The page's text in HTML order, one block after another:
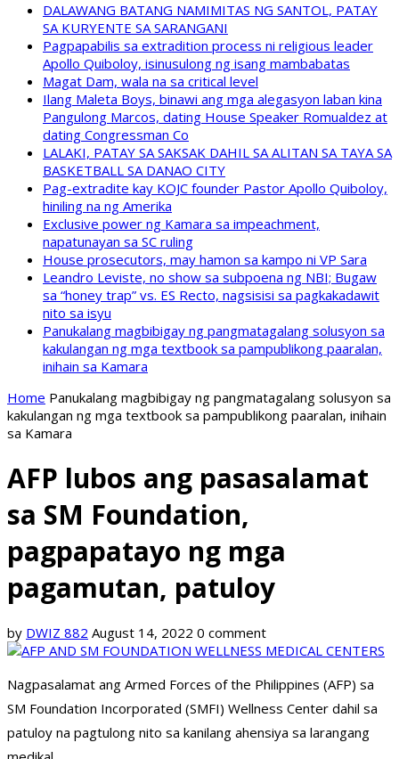
DALAWANG BATANG NAMIMITAS NG SANTOL, PATAY
SA KURYENTE SA SARANGANI
Pagpapabilis sa extradition process ni religious leader
Apollo Quiboloy, isinusulong ng isang mambabatas
Magat Dam, wala na sa critical level
Ilang Maleta Boys, binawi ang mga alegasyon laban kina
Pangulong Marcos, dating House Speaker Romualdez at
dating Congressman Co
LALAKI, PATAY SA SAKSAK DAHIL SA ALITAN SA TAYA SA
BASKETBALL SA DANAO CITY
Pag-extradite kay KOJC founder Pastor Apollo Quiboloy,
hiniling na ng Amerika
Exclusive power ng Kamara sa impeachment,
napatunayan sa SC ruling
House prosecutors, may hamon sa kampo ni VP Sara
Leandro Leviste, no show sa subpoena ng NBI; Bugaw
sa “honey trap” vs. ES Recto, nagsisisi sa pagkakadawit
nito sa isyu
Panukalang magbibigay ng pangmatagalang solusyon sa
kakulangan ng mga textbook sa pampublikong paaralan,
inihain sa Kamara
Home Panukalang magbibigay ng pangmatagalang solusyon sa
kakulangan ng mga textbook sa pampublikong paaralan, inihain
sa Kamara
AFP lubos ang pasasalamat
sa SM Foundation,
pagpapatayo ng mga
pagamutan, patuloy
by DWIZ 882 August 14, 2022 0 comment
Nagpasalamat ang Armed Forces of the Philippines (AFP) sa
SM Foundation Incorporated (SMFI) Wellness Center dahil sa
patuloy na pagtulong nito sa kanilang ahensiya sa larangang